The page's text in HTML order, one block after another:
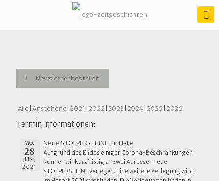
Newsletter bestellen
Alle Anstehend 2021 2022 2023 2024 2025 2026
Termin Informationen:
MO.
28
JUNI
2021
Neue STOLPERSTEINE für Halle
Aufgrund des Endes einiger Corona-Beschränkungen
können wir kurzfristig an zwei Adressen neue
STOLPERSTEINE verlegen. Eine weitere Verlegung wird